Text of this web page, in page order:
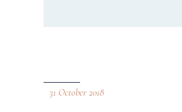
31 October 2018